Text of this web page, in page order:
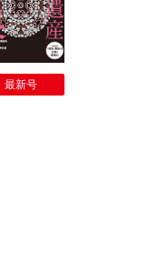
最新号